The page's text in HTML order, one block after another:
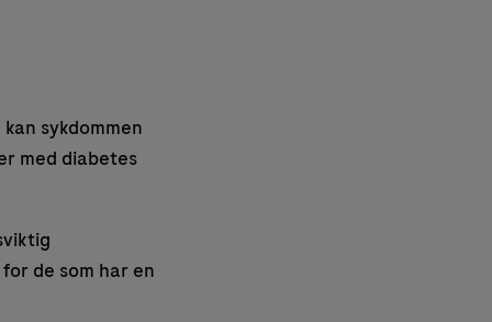
sykdommen
med diabetes
de som har en